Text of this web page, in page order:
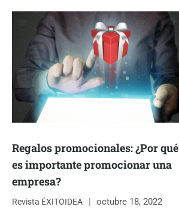
Regalos promocionales: ¿Por qué
es importante promocionar una
empresa?
Revista ÉXITOIDEA octubre 18, 2022